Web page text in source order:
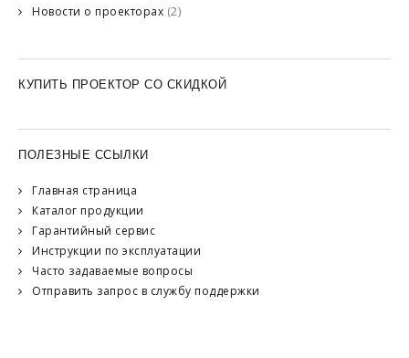
Новости о проекторах (2)
КУПИТЬ ПРОЕКТОР СО СКИДКОЙ
ПОЛЕЗНЫЕ ССЫЛКИ
Главная страница
Каталог продукции
Гарантийный сервис
Инструкции по эксплуатации
Часто задаваемые вопросы
Отправить запрос в службу поддержки